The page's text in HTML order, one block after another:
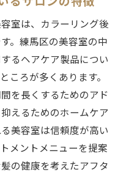
室は、カラーリング後
。練馬区の美容室の中
るヘアケア製品につい
ころが多くあります。
を長くするためのアド
えるためのホームケア
美容室は信頼度が高い
メントメニューを提案
の健康を考えたアフタ